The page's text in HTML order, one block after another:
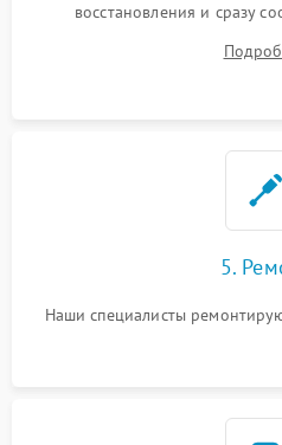
восстановления и сразу
5.
Наши специалисты